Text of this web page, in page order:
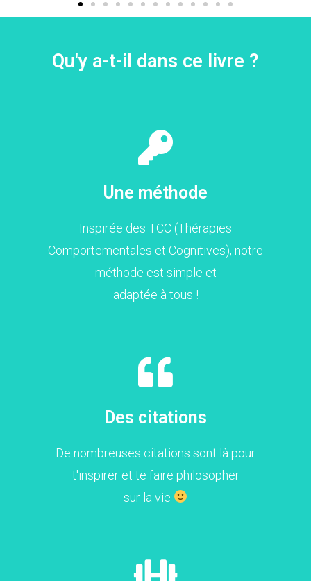
Qu'y a-t-il dans ce livre ?
Une méthode
Inspirée des TCC (Thérapies
Comportementales et Cognitives), notre
méthode est simple et
adaptée à tous !
Des citations
De nombreuses citations sont là pour
t'inspirer et te faire philosopher
sur la vie